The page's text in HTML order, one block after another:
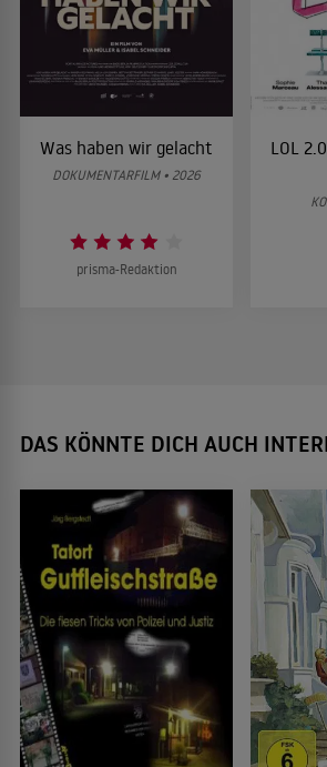
Was haben wir gelacht
DOKUMENTARFILM • 2026
prisma-Redaktion
LOL
DAS KÖNNTE DICH AUCH